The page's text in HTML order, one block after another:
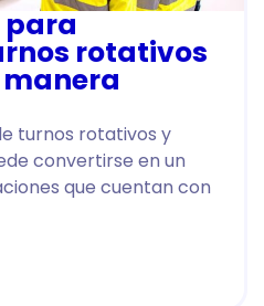
para
rotativos
turnos rotativos y
convertirse en un
que cuentan con